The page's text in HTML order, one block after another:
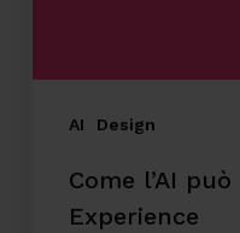
AI Design
Come l’AI
Experience